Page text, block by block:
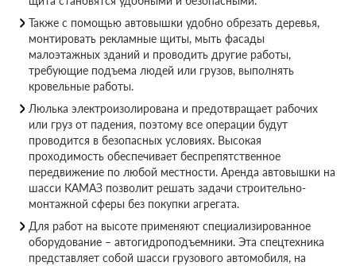
Также с помощью автовышки удобно обрезать деревья,
монтировать рекламные щиты, мыть фасады
малоэтажных зданий и проводить другие работы,
требующие подъема людей или грузов, выполнять
кровельные работы.
Люлька электроизолирована и предотвращает рабочих
или груз от падения, поэтому все операции будут
проводится в безопасных условиях. Высокая
проходимость обеспечивает беспрепятственное
передвижение по любой местности. Аренда автовышки на
шасси КАМАЗ позволит решать задачи строительно-
монтажной сферы без покупки агрегата.
Для работ на высоте применяют специализированное
оборудование – автогидроподъемники. Эта спецтехника
представляет собой шасси грузового автомобиля, на